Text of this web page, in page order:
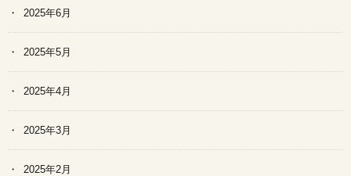
2025年6月
2025年5月
2025年4月
2025年3月
2025年2月